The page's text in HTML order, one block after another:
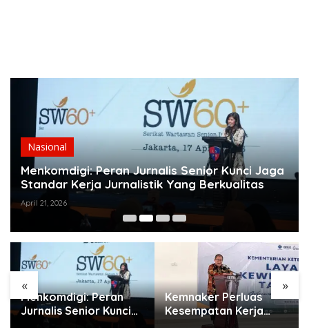
Nasional
Menkomdigi: Peran Jurnalis Senior Kunci Jaga
Standar Kerja Jurnalistik Yang Berkualitas
April 21, 2026
« »
Menkomdigi: Peran
Jurnalis Senior Kunci
Jaga Standar Kerja
Kemnaker Perluas
Kesempatan Kerja
Disabilitas lewat